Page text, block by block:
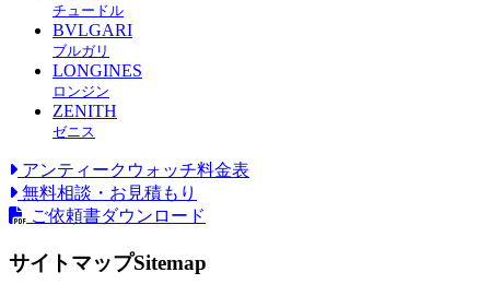
チュードル
BVLGARI
ブルガリ
LONGINES
ロンジン
ZENITH
ゼニス
アンティークウォッチ料金表
無料相談・お見積もり
ご依頼書ダウンロード
サイトマップSitemap